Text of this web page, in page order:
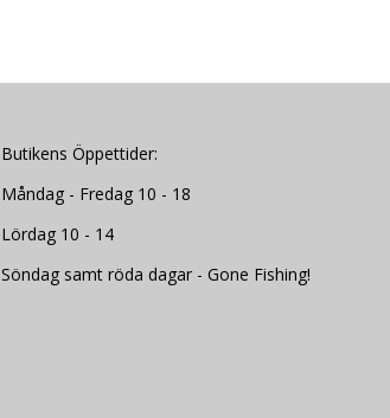
Butikens Öppettider:
Måndag - Fredag 10 - 18
Lördag 10 - 14
Söndag samt röda dagar - Gone Fishing!